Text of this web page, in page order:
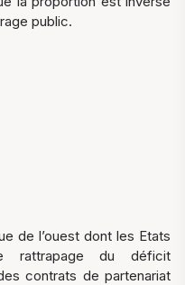
public.
de l’ouest dont les Etats
rattrapage du déficit
contrats de partenariat